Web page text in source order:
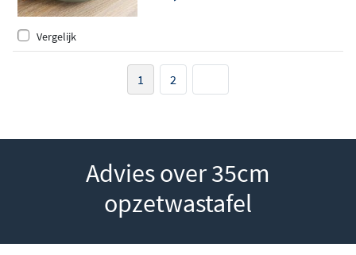
Vergelijk
1 2
Advies over 35cm
opzetwastafel